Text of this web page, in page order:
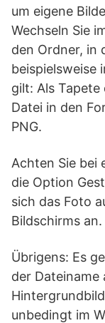
um eigene
Wechseln Sie
den Ordner, in
beispielsweise
gilt: Als Tapete
Datei in den
PNG.
Achten Sie bei
die Option
sich das Foto
Bildschirms an.
Übrigens: Es
der
unbedingt im